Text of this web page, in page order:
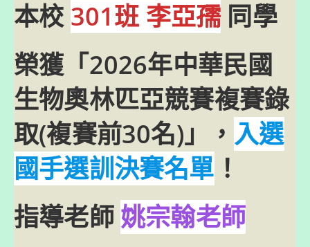
本校 301班 李亞孺 同學
榮獲「2026年中華民國
生物奧林匹亞競賽複賽錄
取(複賽前30名)」， 入選
國手選訓決賽名單 ！
指導老師 姚宗翰老師